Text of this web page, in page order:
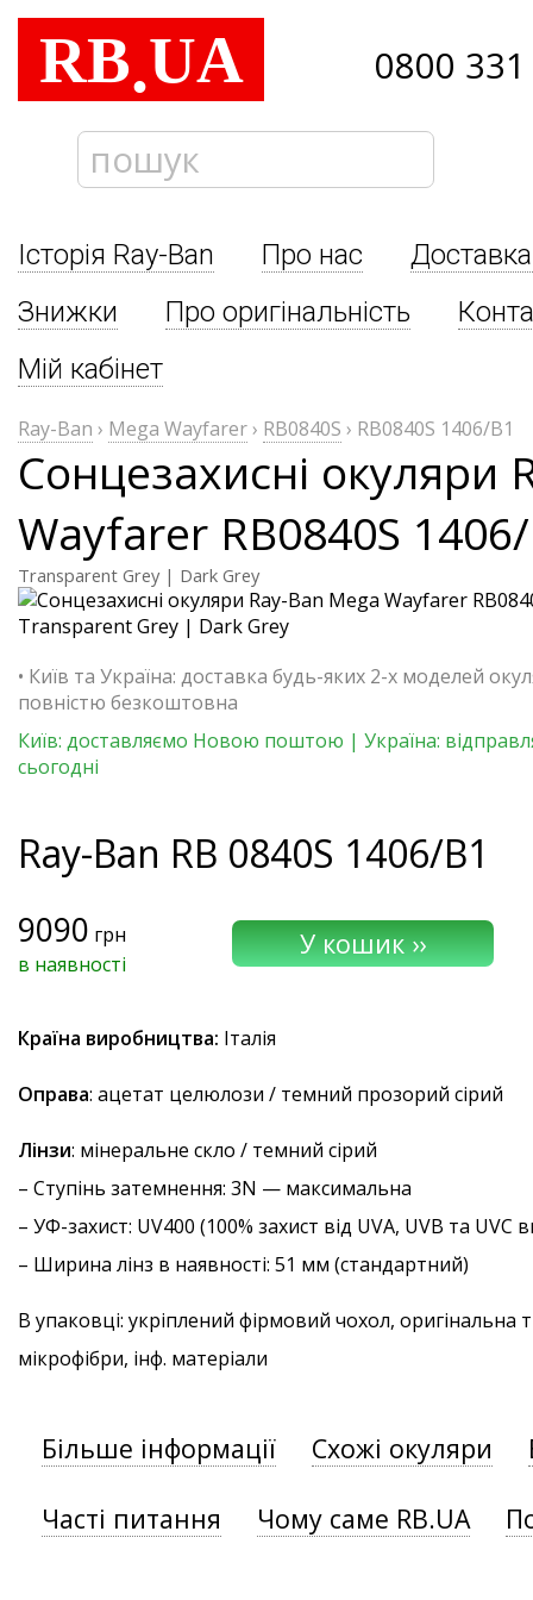
RB.UA 0800
Історія Ray-Ban Про нас
Знижки
Про оригінальність
Мій кабінет
Ray-Ban › Mega Wayfarer› RB0840S › RB0840S 1406/B1
Сонцезахисні окуляри
Wayfarer RB0840S
Transparent Grey | Dark Grey
• Київ та Україна: доставка будь-яких 2-х моделей
повністю безкоштовна
Київ: доставляємо Новою поштою | Україна:
сьогодні
Ray-Ban RB 0840S 1406/B1
9090 грн
в наявності
Країна виробництва: Італія
Оправа: ацетат целюлози / темний прозорий сірий
Лінзи: мінеральне скло / темний сірий
– Ступінь затемнення: 3N — максимальна
– УФ-захист: UV400 (100% захист від UVA, UVB та
– Ширина лінз в наявності: 51 мм (стандартний)
В упаковці: укріплений фірмовий чохол, оригінальна
мікрофібри, інф. матеріали
Більше інформації Схожі окуляри
Часті питання Чому саме RB.UA